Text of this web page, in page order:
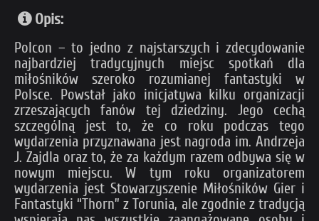
Opis:
Polcon – to jedno z najstarszych i zdecydowanie
najbardziej tradycyjnych miejsc spotkań dla
miłośników szeroko rozumianej fantastyki w
Polsce. Powstał jako inicjatywa kilku organizacji
zrzeszających fanów tej dziedziny. Jego cechą
szczególną jest to, że co roku podczas tego
wydarzenia przyznawana jest nagroda im. Andrzeja
J. Zajdla oraz to, że za każdym razem odbywa się w
nowym miejscu. W tym roku organizatorem
wydarzenia jest Stowarzyszenie Miłośników Gier i
Fantastyki “Thorn” z Torunia, ale zgodnie z tradycją